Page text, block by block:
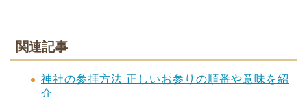
関連記事
神社の参拝方法 正しいお参りの順番や意味を紹
介